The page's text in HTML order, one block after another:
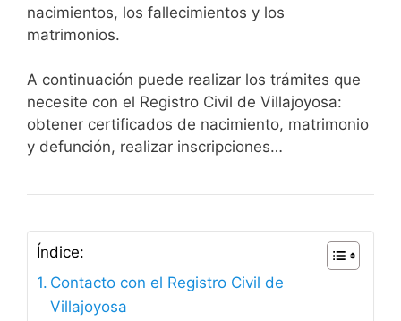
nacimientos, los fallecimientos y los
matrimonios.
A continuación puede realizar los trámites que
necesite con el Registro Civil de Villajoyosa:
obtener certificados de nacimiento, matrimonio
y defunción, realizar inscripciones…
Índice:
Contacto con el Registro Civil de
Villajoyosa